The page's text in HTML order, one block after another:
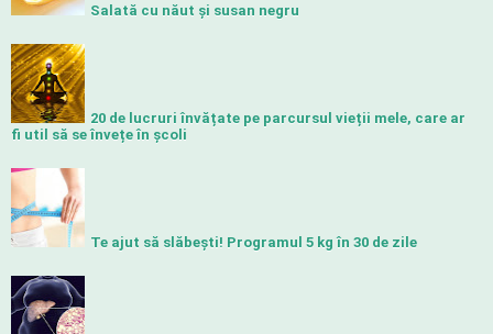
Salată cu năut și susan negru
20 de lucruri învățate pe parcursul vieții mele, care ar
fi util să se învețe în școli
Te ajut să slăbeşti! Programul 5 kg în 30 de zile